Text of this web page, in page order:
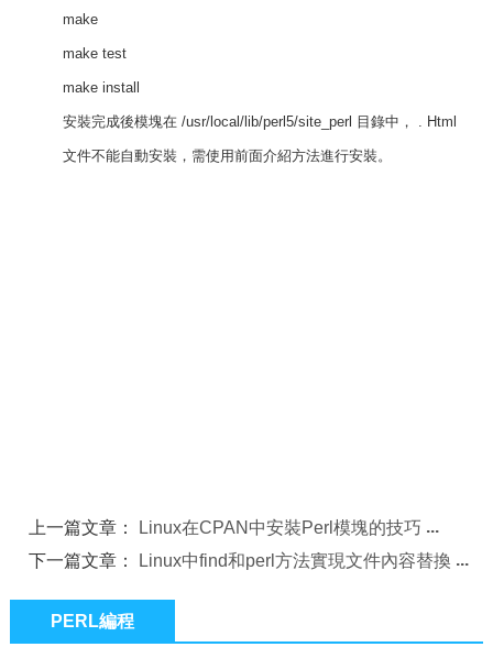
make
make test
make install
安裝完成後模塊在 /usr/local/lib/perl5/site_perl 目錄中， . Html
文件不能自動安裝，需使用前面介紹方法進行安裝。
上一篇文章：
Linux在CPAN中安裝Perl模塊的技巧
下一篇文章：
Linux中find和perl方法實現文件內容替換
PERL編程